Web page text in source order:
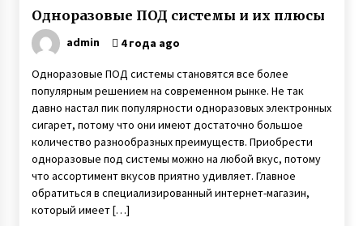
облил кислотой ухажер, рассказала о
3 года ago
Неизлечимо больной 11-летний Саша с
Буковины записал трогательное видео
6 лет ago
В Одессе дочь через 21 год нашла пропавшую
без вести мать благодаря организации Новая
жизнь
7 лет ago
Одноразовые ПОД системы и их плюсы
admin 4 года ago
Одноразовые ПОД системы становятся все более
популярным решением на современном рынке. Не так
давно настал пик популярности одноразовых электронных
сигарет, потому что они имеют достаточно большое
количество разнообразных преимуществ. Приобрести
одноразовые под системы можно на любой вкус, потому
что ассортимент вкусов приятно удивляет. Главное
обратиться в специализированный интернет-магазин,
который имеет […]